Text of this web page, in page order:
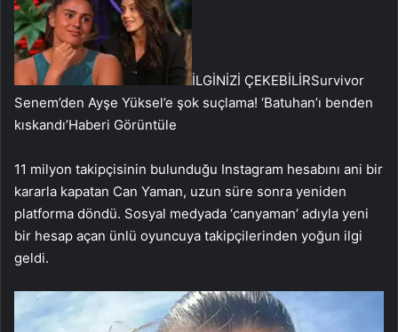
İLGİNİZİ ÇEKEBİLİRSurvivor
Senem’den Ayşe Yüksel’e şok suçlama! ‘Batuhan’ı benden
kıskandı’Haberi Görüntüle
11 milyon takipçisinin bulunduğu Instagram hesabını ani bir
kararla kapatan Can Yaman, uzun süre sonra yeniden
platforma döndü. Sosyal medyada ‘canyaman’ adıyla yeni
bir hesap açan ünlü oyuncuya takipçilerinden yoğun ilgi
geldi.